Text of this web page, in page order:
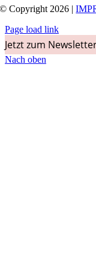
© Copyright 2026 |
Page load link
Jetzt zum
Nach oben